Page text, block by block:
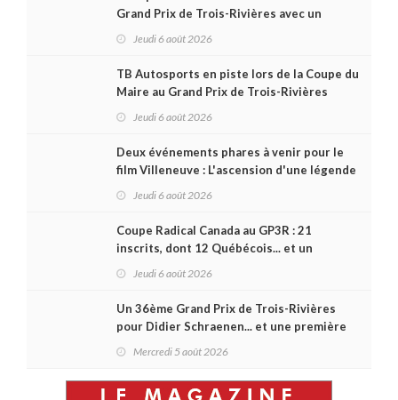
Grand Prix de Trois-Rivières avec un
Jeudi 6 août 2026
TB Autosports en piste lors de la Coupe du
Maire au Grand Prix de Trois-Rivières
Jeudi 6 août 2026
Deux événements phares à venir pour le
film Villeneuve : L'ascension d'une légende
Jeudi 6 août 2026
Coupe Radical Canada au GP3R : 21
inscrits, dont 12 Québécois... et un
Jeudi 6 août 2026
Un 36ème Grand Prix de Trois-Rivières
pour Didier Schraenen... et une première
Mercredi 5 août 2026